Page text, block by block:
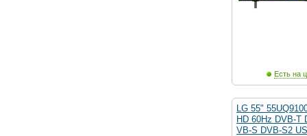
Есть на
LG 55"
HD 60Hz DVB-T
VB-S DVB-S2